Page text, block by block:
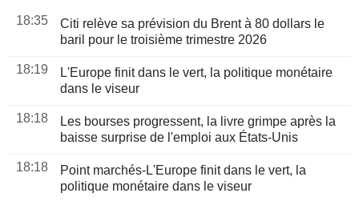
18:35
Citi relève sa prévision du Brent à 80 dollars le
baril pour le troisième trimestre 2026
18:19
L'Europe finit dans le vert, la politique monétaire
dans le viseur
18:18
Les bourses progressent, la livre grimpe après la
baisse surprise de l'emploi aux États-Unis
18:18
Point marchés-L'Europe finit dans le vert, la
politique monétaire dans le viseur